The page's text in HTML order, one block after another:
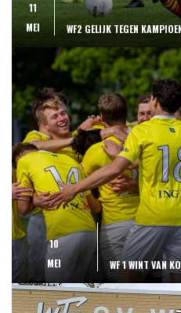
11
MEI
WF2 GELIJK TEGEN
10
MEI
WF 1 WINT VAN